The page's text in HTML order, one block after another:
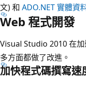
文) 和 ADO.NET 實體資
Web 程式開發
Visual Studio 2010 在
多方面都做了改進。
加快程式碼撰寫速